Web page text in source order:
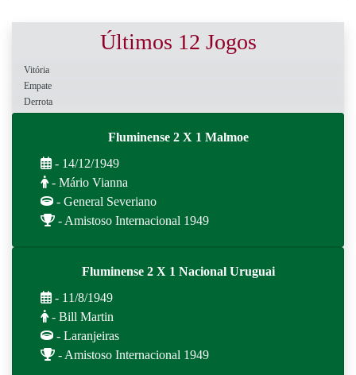
Últimos 12 Jogos
Vitória
Empate
Derrota
Fluminense 2 X 1 Malmoe
- 14/12/1949
- Mário Vianna
- General Severiano
- Amistoso Internacional 1949
Fluminense 2 X 1 Nacional Uruguai
- 11/8/1949
- Bill Martin
- Laranjeiras
- Amistoso Internacional 1949